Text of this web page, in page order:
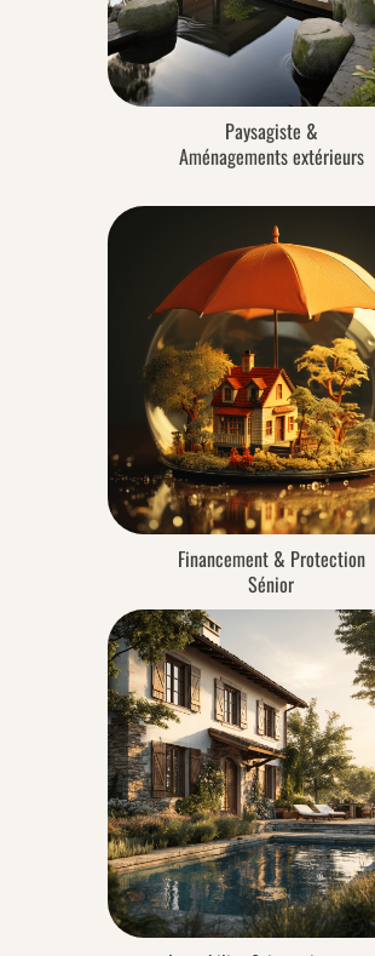
Paysagiste &
Aménagements extérieurs
Financement & Protection
Sénior